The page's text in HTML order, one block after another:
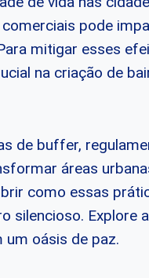
pode
mitigar esses
na criação de
de buffer,
áreas
como essas
silencioso. Explore
oásis de paz.